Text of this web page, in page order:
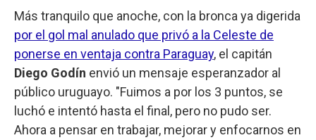
Más tranquilo que anoche, con la bronca ya digerida
por el gol mal anulado que privó a la Celeste de
ponerse en ventaja contra Paraguay, el capitán
Diego Godín envió un mensaje esperanzador al
público uruguayo. "Fuimos a por los 3 puntos, se
luchó e intentó hasta el final, pero no pudo ser.
Ahora a pensar en trabajar, mejorar y enfocarnos en